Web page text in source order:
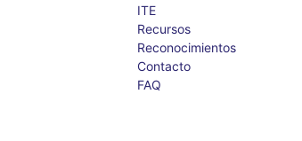
ITE
Recursos
Reconocimientos
Contacto
FAQ